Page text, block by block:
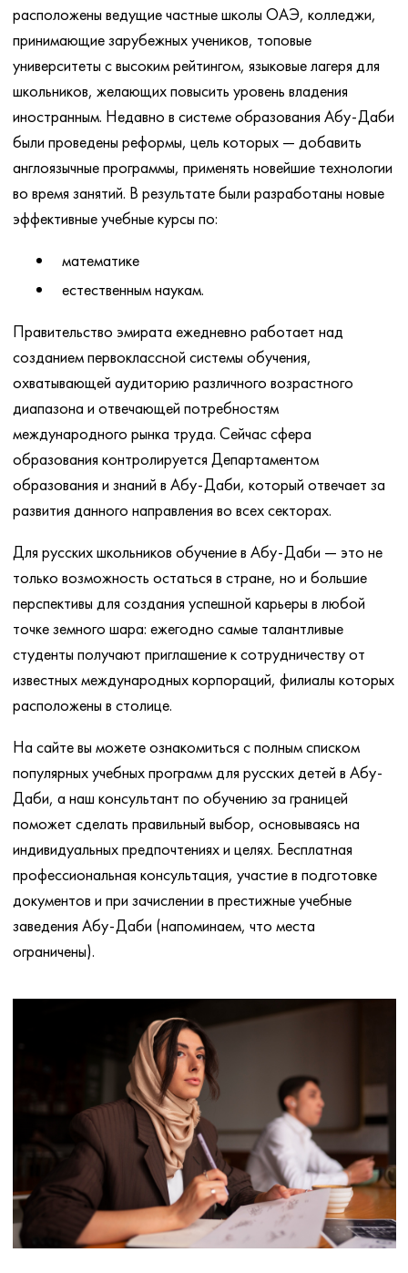
расположены ведущие частные школы ОАЭ, колледжи,
принимающие зарубежных учеников, топовые
университеты с высоким рейтингом, языковые лагеря для
школьников, желающих повысить уровень владения
иностранным. Недавно в системе образования Абу-Даби
были проведены реформы, цель которых — добавить
англоязычные программы, применять новейшие технологии
во время занятий. В результате были разработаны новые
эффективные учебные курсы по:
математике
естественным наукам.
Правительство эмирата ежедневно работает над
созданием первоклассной системы обучения,
охватывающей аудиторию различного возрастного
диапазона и отвечающей потребностям
международного рынка труда. Сейчас сфера
образования контролируется Департаментом
образования и знаний в Абу-Даби, который отвечает за
развития данного направления во всех секторах.
Для русских школьников обучение в Абу-Даби — это не
только возможность остаться в стране, но и большие
перспективы для создания успешной карьеры в любой
точке земного шара: ежегодно самые талантливые
студенты получают приглашение к сотрудничеству от
известных международных корпораций, филиалы которых
расположены в столице.
На сайте вы можете ознакомиться с полным списком
популярных учебных программ для русских детей в Абу-
Даби, а наш консультант по обучению за границей
поможет сделать правильный выбор, основываясь на
индивидуальных предпочтениях и целях. Бесплатная
профессиональная консультация, участие в подготовке
документов и при зачислении в престижные учебные
заведения Абу-Даби (напоминаем, что места
ограничены).